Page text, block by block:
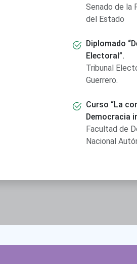
Senado de la
del Estado
Diplomado
Electoral”.
Tribunal
Guerrero.
Curso “La
Democracia
Facultad de
Nacional